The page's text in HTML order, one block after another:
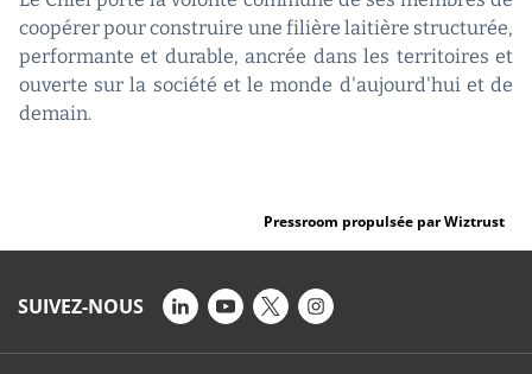
coopérer pour construire une filière laitière structurée,
performante et durable, ancrée dans les territoires et
ouverte sur la société et le monde d'aujourd'hui et de
demain.
Pressroom propulsée par Wiztrust
SUIVEZ-NOUS